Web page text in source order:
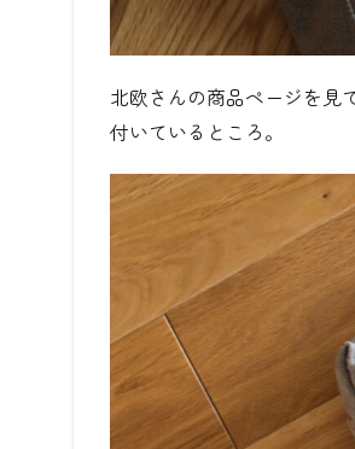
北欧さんの商品ページを見
付いているところ。